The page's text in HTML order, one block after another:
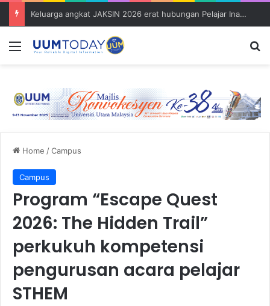
Keluarga angkat JAKSIN 2026 erat hubungan Pelajar Inasis TNB UUM bersama komuniti Pulau Tuba
Menu
Home /Campus
Campus
Program “Escape Quest
2026: The Hidden Trail”
perkukuh kompetensi
pengurusan acara pelajar
STHEM